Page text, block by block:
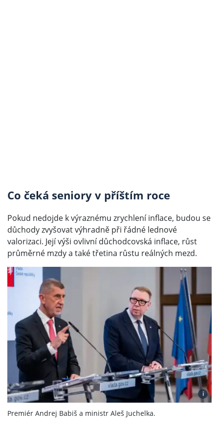
Co čeká seniory v příštím roce
Pokud nedojde k výraznému zrychlení inflace, budou se
důchody zvyšovat výhradně při řádné lednové
valorizaci. Její výši ovlivní důchodcovská inflace, růst
průměrné mzdy a také třetina růstu reálných mezd.
i
Premiér Andrej Babiš a ministr Aleš Juchelka.